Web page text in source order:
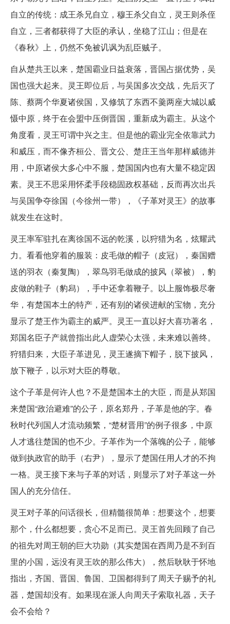
自立的传统：成王杀兄自立，穆王杀父自立，灵王则杀侄
自立，三者都获得了大臣的承认，坐稳了江山；但是在
《春秋》上，仍然不免被讥讽为乱臣贼子。
自从楚共王以来，楚国霸业日益衰落，晋国占据优势，吴
国也强大起来。灵王即位后，与吴国多次交战，先后灭了
陈、蔡两个华夏诸侯国，又修筑了东西不羹两座大城以威
慑中原，终于在会盟中压倒晋国，重新成为霸主。从这个
角度看，灵王可谓中兴之主。但是他的霸业完全依靠武力
和威压，而不像齐桓公、晋文公、楚庄王当年那样威德并
用，中原诸侯大多心中不服，楚国国内也有大量不稳定因
素。灵王不思采用怀柔手段稳固政权基础，反而再次出兵
与吴国争夺徐国（今徐州一带），《子革对灵王》的故事
就发生在这时。
灵王率军驻扎在离徐国不远的乾溪，以狩猎为名，炫耀武
力。看看他穿着的服装：皮毛做的帽子（皮冠），秦国赠
送的羽衣（秦复陶），翠鸟羽毛做成的披风（翠被），豹
皮做的鞋子（豹舄），手中还拿着鞭子。以上服饰极尽奢
华，有楚国本土的特产，还有别的诸侯进献的宝物，充分
显示了楚王作为霸主的威严。灵王一直以好大喜功著名，
郑国名臣子产就曾指出此人虚荣心太强，未来难以善终。
狩猎归来，大臣子革进见，灵王遂摘下帽子，脱下披风，
放下鞭子，以示对大臣的尊敬。
这个子革是何许人也？不是楚国本土的大臣，而是从郑国
来楚国“政治避难”的公子，原名郑丹，子革是他的字。春
秋时代列国人才流动频繁，“楚材晋用”的例子很多，中原
人才逃往楚国的也不少。子革作为一个落魄的公子，能够
做到执政官的助手（右尹），显示了楚国任用人才的不拘
一格。灵王接下来与子革的对话，则显示了对子革这一外
国人的充分信任。
灵王对子革的问话很长，但精髓很简单：想要这个，想要
那个，什么都想要，贪心不足而已。灵王首先回顾了自己
的祖先对周王朝的巨大功勋（其实楚国在西周乃是不到百
里的小国，远没有灵王吹的那么伟大），然后耿耿于怀地
指出，齐国、晋国、鲁国、卫国都得到了周天子赐予的礼
器，楚国却没有。如果现在派人向周天子索取礼器，天子
会不会给？